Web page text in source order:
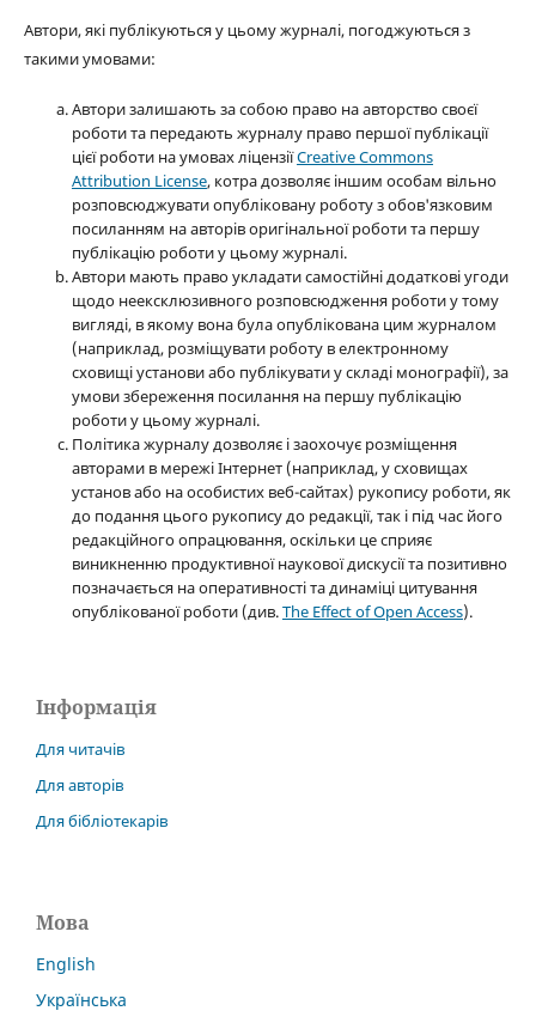
Автори, які публікуються у цьому журналі, погоджуються з
такими умовами:
Автори залишають за собою право на авторство своєї
роботи та передають журналу право першої публікації
цієї роботи на умовах ліцензіїCreative Commons
Attribution License, котра дозволяє іншим особам вільно
розповсюджувати опубліковану роботу з обов'язковим
посиланням на авторів оригінальної роботи та першу
публікацію роботи у цьому журналі.
Автори мають право укладати самостійні додаткові угоди
щодо неексклюзивного розповсюдження роботи у тому
вигляді, в якому вона була опублікована цим журналом
(наприклад, розміщувати роботу в електронному
сховищі установи або публікувати у складі монографії), за
умови збереження посилання на першу публікацію
роботи у цьому журналі.
Політика журналу дозволяє і заохочує розміщення
авторами в мережі Інтернет (наприклад, у сховищах
установ або на особистих веб-сайтах) рукопису роботи, як
до подання цього рукопису до редакції, так і під час його
редакційного опрацювання, оскільки це сприяє
виникненню продуктивної наукової дискусії та позитивно
позначається на оперативності та динаміці цитування
опублікованої роботи (див.The Effect of Open Access).
Інформація
Для читачів
Для авторів
Для бібліотекарів
Мова
English
Українська